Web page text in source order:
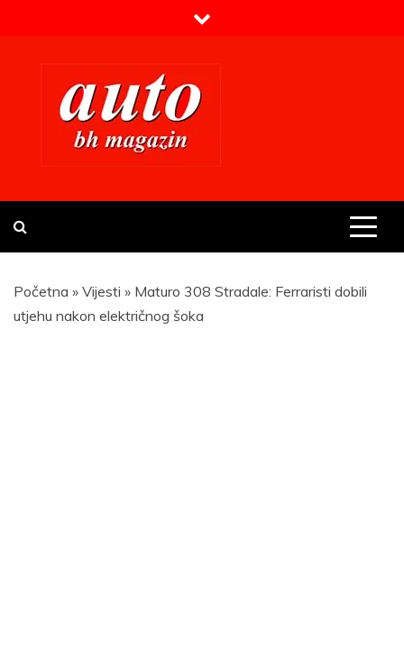
Prvi BH auto magazin
Početna » Vijesti » Maturo 308 Stradale: Ferraristi dobili
utjehu nakon električnog šoka